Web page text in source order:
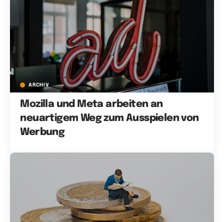
ARCHIV
Mozilla und Meta arbeiten an
neuartigem Weg zum Ausspielen von
Werbung